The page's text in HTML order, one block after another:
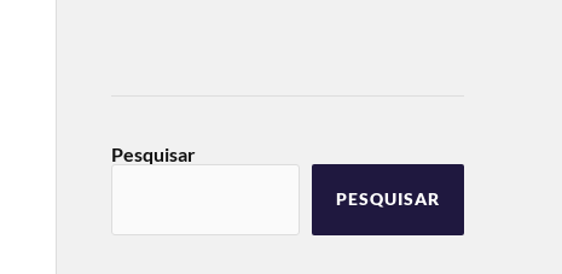
Pesquisar
PESQUISAR